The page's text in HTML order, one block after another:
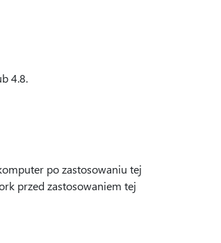
4.8.
po zastosowaniu tej
przed zastosowaniem tej